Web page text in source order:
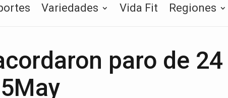
Variedades Vida Fit Regiones
paro de 24